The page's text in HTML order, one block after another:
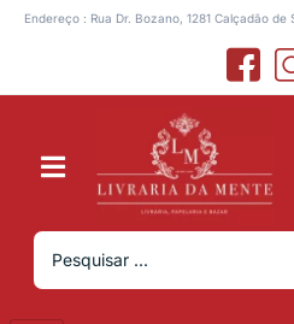
Endereço : Rua Dr. Bozano, 1281 Calçadão de